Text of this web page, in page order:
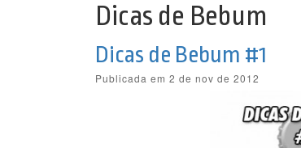
Dicas de Bebum
Dicas de Bebum #1
Publicada em 2 de nov de 2012